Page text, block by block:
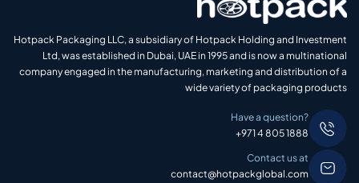
Hotpack Packaging LLC, a subsidiary of Hotpack Holding and Investment
Ltd, was established in Dubai, UAE in 1995 and is now a multinational
company engaged in the manufacturing, marketing and distribution of a
wide variety of packaging products
Have a question?
+971 4 805 1888
Contact us at
contact@hotpackglobal.com